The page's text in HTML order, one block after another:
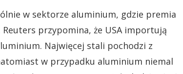
w sektorze aluminium, gdzie premia
przypomina, że USA importują
Najwięcej stali pochodzi z
w przypadku aluminium niemal